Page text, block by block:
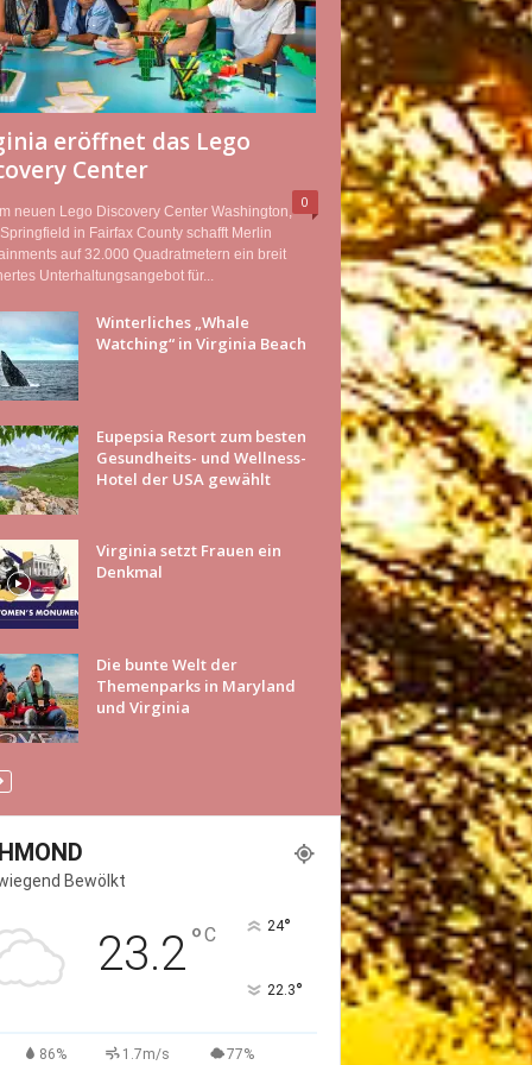
eröffnet das Lego
Center
0
neuen Lego Discovery Center Washington,
in Fairfax County schafft Merlin
auf 32.000 Quadratmetern ein breit
Unterhaltungsangebot für...
Winterliches „Whale
Watching“ in Virginia Beach
Eupepsia Resort zum besten
Gesundheits- und Wellness-
Hotel der USA gewählt
Virginia setzt Frauen ein
Denkmal
Die bunte Welt der
Themenparks in Maryland
und Virginia
Bewölkt
23.2°C 24°
22.3°
86% 1.7m/s 77%